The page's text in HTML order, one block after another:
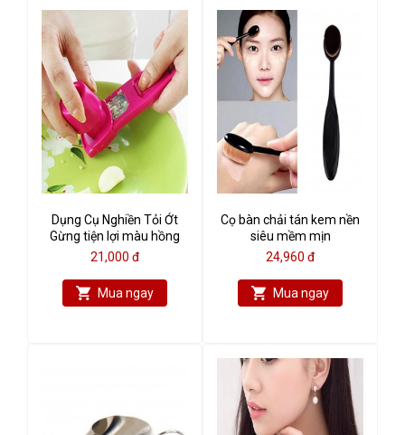
Dụng Cụ Nghiền Tỏi Ớt
Gừng tiện lợi màu hồng
21,000 đ
Mua ngay
Cọ bàn chải tán kem nền
siêu mềm mịn
24,960 đ
Mua ngay